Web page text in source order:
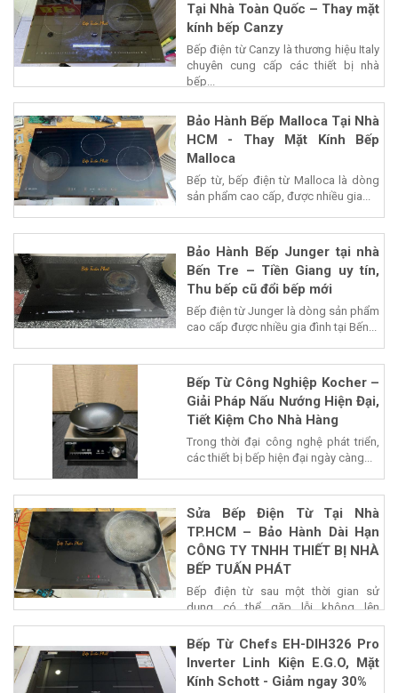
Tại Nhà Toàn Quốc – Thay mặt
kính bếp Canzy
Bếp điện từ Canzy là thương hiệu Italy
chuyên cung cấp các thiết bị nhà
bếp...
Bảo Hành Bếp Malloca Tại Nhà
HCM - Thay Mặt Kính Bếp
Malloca
Bếp từ, bếp điện từ Malloca là dòng
sản phẩm cao cấp, được nhiều gia...
Bảo Hành Bếp Junger tại nhà
Bến Tre – Tiền Giang uy tín,
Thu bếp cũ đổi bếp mới
Bếp điện từ Junger là dòng sản phẩm
cao cấp được nhiều gia đình tại Bến...
Bếp Từ Công Nghiệp Kocher –
Giải Pháp Nấu Nướng Hiện Đại,
Tiết Kiệm Cho Nhà Hàng
Trong thời đại công nghệ phát triển,
các thiết bị bếp hiện đại ngày càng...
Sửa Bếp Điện Từ Tại Nhà
TP.HCM – Bảo Hành Dài Hạn
CÔNG TY TNHH THIẾT BỊ NHÀ
BẾP TUẤN PHÁT
Bếp điện từ sau một thời gian sử
dụng có thể gặp lỗi không lên
nguồn,...
Bếp Từ Chefs EH-DIH326 Pro
Inverter Linh Kiện E.G.O, Mặt
Kính Schott - Giảm ngay 30%